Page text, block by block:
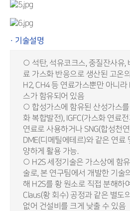
· 기술설명
○ 석탄, 석유코크스, 중질잔사유,
료 가스화 반응으로 생산된 고온
H2, CH4 등 연료가스뿐만 아니라
스가 함유되어 있음
○ 합성가스에 함유된 산성가스를
화 복합발전), IGFC(가스화 연료
연료로 사용하거나 SNG(합성천
DME(디메틸에테르)와 같은 연료
양하게 활용 가능.
○ H2S 세정기술은 가스상에 함
술로, 본 연구팀에서 개발한 기술
해 H2S를 황 원소로 직접 분해하
Claus(황 회수) 공정과 같은 별도
없어 건설비를 크게 낮출 수 있음